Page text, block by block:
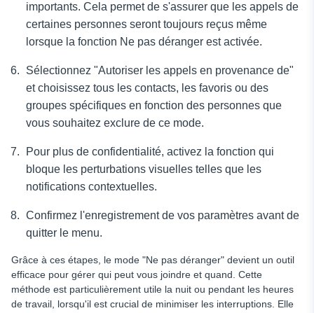
importants. Cela permet de s'assurer que les appels de
certaines personnes seront toujours reçus même
lorsque la fonction Ne pas déranger est activée.
Sélectionnez "Autoriser les appels en provenance de"
et choisissez tous les contacts, les favoris ou des
groupes spécifiques en fonction des personnes que
vous souhaitez exclure de ce mode.
Pour plus de confidentialité, activez la fonction qui
bloque les perturbations visuelles telles que les
notifications contextuelles.
Confirmez l'enregistrement de vos paramètres avant de
quitter le menu.
Grâce à ces étapes, le mode "Ne pas déranger" devient un outil
efficace pour gérer qui peut vous joindre et quand. Cette
méthode est particulièrement utile la nuit ou pendant les heures
de travail, lorsqu'il est crucial de minimiser les interruptions. Elle